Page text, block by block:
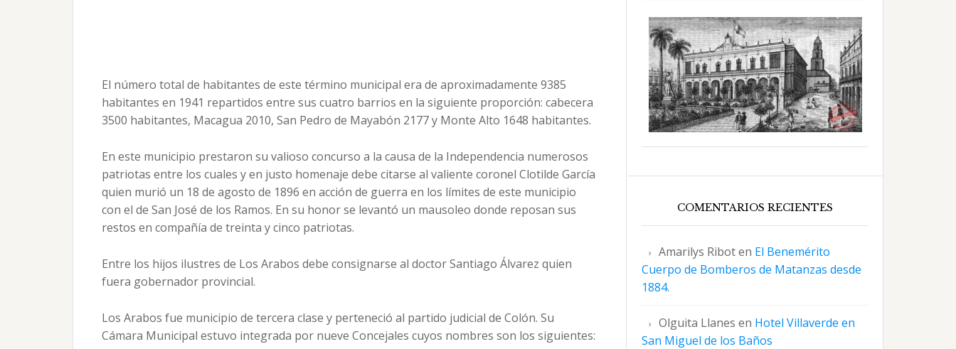
El número total de habitantes de este término municipal era de aproximadamente 9385
habitantes en 1941 repartidos entre sus cuatro barrios en la siguiente proporción: cabecera
3500 habitantes, Macagua 2010, San Pedro de Mayabón 2177 y Monte Alto 1648 habitantes.
En este municipio prestaron su valioso concurso a la causa de la Independencia numerosos
patriotas entre los cuales y en justo homenaje debe citarse al valiente coronel Clotilde García
quien murió un 18 de agosto de 1896 en acción de guerra en los límites de este municipio
con el de San José de los Ramos. En su honor se levantó un mausoleo donde reposan sus
restos en compañía de treinta y cinco patriotas.
Entre los hijos ilustres de Los Arabos debe consignarse al doctor Santiago Álvarez quien
fuera gobernador provincial.
Los Arabos fue municipio de tercera clase y perteneció al partido judicial de Colón. Su
Cámara Municipal estuvo integrada por nueve Concejales cuyos nombres son los siguientes:
COMENTARIOS RECIENTES
Amarilys Riboten El Benemérito
Cuerpo de Bomberos de Matanzas desde
1884.
Olguita Llanes en Hotel Villaverde en
San Miguel de los Baños